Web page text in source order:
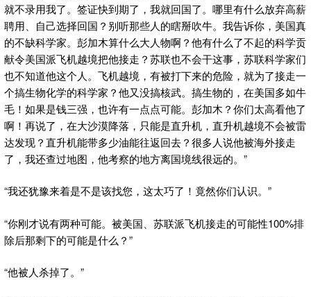
就不录用我了。签证快到期了，我就回国了。哪里有什么放弃高薪
聘用、自己选择回国？别听那些人的瞎掰吹牛。我告诉你，美国真
的不缺科学家。彭加木算什么大人物啊？他有什么了不起的科学贡
献令美国派飞机越境把他接走？苏联也不会干这事，苏联科学家们
也不知道他这个人。飞机越境，有被打下来的危险，就为了接走一
个搞生物化学的科学家？他又没搞核武。搞生物的，在美国多如牛
毛！如果是钱三强，也许有一点点可能。彭加木？你们太高看他了
啊！再说了，在大沙漠降落，只能是直升机，直升机越境不会被雷
达发现？直升机能带多少油能往返回去？很多人说他被海外接走
了，我还查过地图，他考察的地方离国境线很远的。”
“我还犹豫来着是不是该找您，这太巧了！竟然你们认识。”
“你刚才说有两种可能。被美国、苏联派飞机接走的可能性100%排
除后那剩下的可能是什么？”
“他被人杀掉了。”